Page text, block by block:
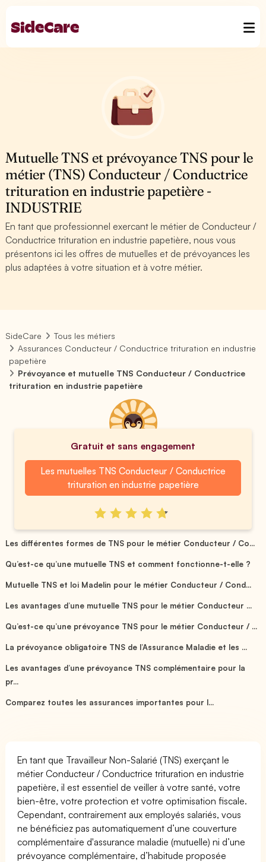
Mutuelle TNS et prévoyance TNS pour le
métier (TNS) Conducteur / Conductrice
trituration en industrie papetière -
INDUSTRIE
En tant que professionnel exercant le métier de Conducteur /
Conductrice trituration en industrie papetière, nous vous
présentons ici les offres de mutuelles et de prévoyances les
plus adaptées à votre situation et à votre métier.
SideCare
Tous les métiers
Assurances Conducteur / Conductrice trituration en industrie
papetière
Prévoyance et mutuelle TNS Conducteur / Conductrice
trituration en industrie papetière
Gratuit et sans engagement
Les mutuelles TNS Conducteur / Conductrice
trituration en industrie papetière
Les différentes formes de TNS pour le métier Conducteur / Co...
Qu’est-ce qu’une mutuelle TNS et comment fonctionne-t-elle ?
Mutuelle TNS et loi Madelin pour le métier Conducteur / Cond...
Les avantages d’une mutuelle TNS pour le métier Conducteur ...
Qu’est-ce qu’une prévoyance TNS pour le métier Conducteur / ...
La prévoyance obligatoire TNS de l’Assurance Maladie et les ...
Les avantages d’une prévoyance TNS complémentaire pour la
pr...
Comparez toutes les assurances importantes pour l...
En tant que Travailleur Non-Salarié (TNS) exerçant le
métier Conducteur / Conductrice trituration en industrie
papetière, il est essentiel de veiller à votre santé, votre
bien-être, votre protection et votre optimisation fiscale.
Cependant, contrairement aux employés salariés, vous
ne bénéficiez pas automatiquement d’une couverture
complémentaire d'assurance maladie (mutuelle) ni d’une
prévoyance complémentaire, d’habitude proposée